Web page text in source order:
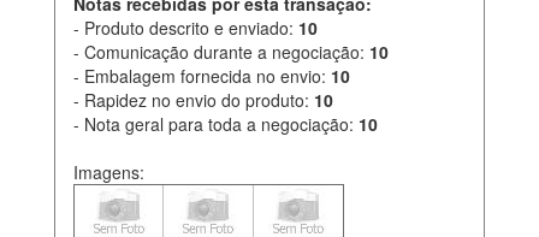
- Produto descrito e enviado: 10
- Comunicação durante a negociação: 10
- Embalagem fornecida no envio: 10
- Rapidez no envio do produto: 10
- Nota geral para toda a negociação: 10
Imagens: